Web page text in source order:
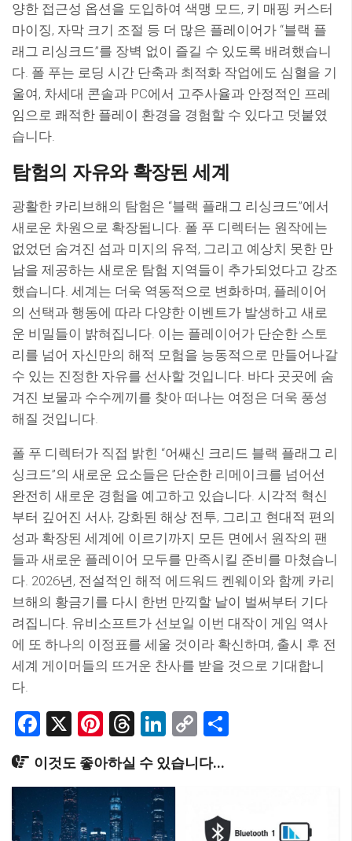
양한 접근성 옵션을 도입하여 색맹 모드, 키 매핑 커스터
마이징, 자막 크기 조절 등 더 많은 플레이어가 “블랙 플
래그 리싱크드”를 장벽 없이 즐길 수 있도록 배려했습니
다. 폴 푸는 로딩 시간 단축과 최적화 작업에도 심혈을 기
울여, 차세대 콘솔과 PC에서 고주사율과 안정적인 프레
임으로 쾌적한 플레이 환경을 경험할 수 있다고 덧붙였
습니다.
탐험의 자유와 확장된 세계
광활한 카리브해의 탐험은 “블랙 플래그 리싱크드”에서
새로운 차원으로 확장됩니다. 폴 푸 디렉터는 원작에는
없었던 숨겨진 섬과 미지의 유적, 그리고 예상치 못한 만
남을 제공하는 새로운 탐험 지역들이 추가되었다고 강조
했습니다. 세계는 더욱 역동적으로 변화하며, 플레이어
의 선택과 행동에 따라 다양한 이벤트가 발생하고 새로
운 비밀들이 밝혀집니다. 이는 플레이어가 단순한 스토
리를 넘어 자신만의 해적 모험을 능동적으로 만들어나갈
수 있는 진정한 자유를 선사할 것입니다. 바다 곳곳에 숨
겨진 보물과 수수께끼를 찾아 떠나는 여정은 더욱 풍성
해질 것입니다.
폴 푸 디렉터가 직접 밝힌 “어쌔신 크리드 블랙 플래그 리
싱크드”의 새로운 요소들은 단순한 리메이크를 넘어선
완전히 새로운 경험을 예고하고 있습니다. 시각적 혁신
부터 깊어진 서사, 강화된 해상 전투, 그리고 현대적 편의
성과 확장된 세계에 이르기까지 모든 면에서 원작의 팬
들과 새로운 플레이어 모두를 만족시킬 준비를 마쳤습니
다. 2026년, 전설적인 해적 에드워드 켄웨이와 함께 카리
브해의 황금기를 다시 한번 만끽할 날이 벌써부터 기다
려집니다. 유비소프트가 선보일 이번 대작이 게임 역사
에 또 하나의 이정표를 세울 것이라 확신하며, 출시 후 전
세계 게이머들의 뜨거운 찬사를 받을 것으로 기대합니
다.
Facebook
X Pinterest
Threads
LinkedIn
Copy
Link
이것도 좋아하실 수 있습니다...